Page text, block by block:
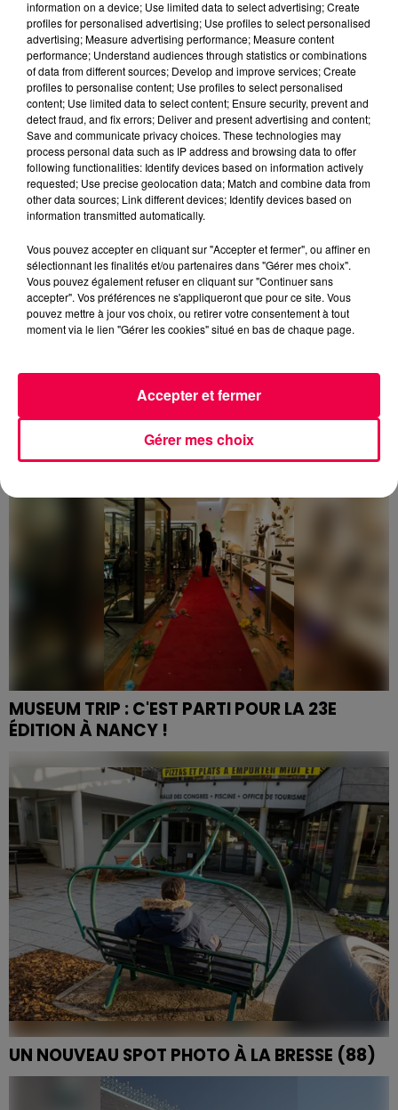
NUIT DES MUSÉES 2025 DANS LES VOSGES : LES
MUSÉES VEILLENT TARD
Que faire pour la Nuit des musées 2025 dans les
Vosges ? Le 17 mai, explorez musées, spectacles et
animations à Épinal, Saint-Dié, Remiremont et
ailleurs....
CRÉDIT MUNICIPAL DE NANCY...
L’objectif du Crédit Municipal : récolter près de 200
lots dont les bénéfices seront reversés à trois
associations locales œuvrant dans les domaines de
MUSEUM TRIP : C'EST PARTI POUR LA 23E
ÉDITION À NANCY !
La soirée Museum Trip a pour vocation à faire
découvrir aux étudiants (ou redécouvrir) les musées
de Nancy et sa Métropole.
UN NOUVEAU SPOT PHOTO À LA BRESSE (88)
Un siège de l’ancien télésiège de La Lande a pris ses
quartier à La Bresse. Il devient le nouveau spot photo à
information on a device; Use limited data to select advertising; Create
profiles for personalised advertising; Use profiles to select personalised
advertising; Measure advertising performance; Measure content
performance; Understand audiences through statistics or combinations
of data from different sources; Develop and improve services; Create
profiles to personalise content; Use profiles to select personalised
content; Use limited data to select content; Ensure security, prevent and
detect fraud, and fix errors; Deliver and present advertising and content;
Save and communicate privacy choices. These technologies may
process personal data such as IP address and browsing data to offer
following functionalities: Identify devices based on information actively
requested; Use precise geolocation data; Match and combine data from
other data sources; Link different devices; Identify devices based on
information transmitted automatically.
Vous pouvez accepter en cliquant sur "Accepter et fermer", ou affiner en
sélectionnant les finalités et/ou partenaires dans "Gérer mes choix".
Vous pouvez également refuser en cliquant sur "Continuer sans
accepter". Vos préférences ne s'appliqueront que pour ce site. Vous
pouvez mettre à jour vos choix, ou retirer votre consentement à tout
moment via le lien "Gérer les cookies" situé en bas de chaque page.
Gérer mes choix
Accepter et fermer